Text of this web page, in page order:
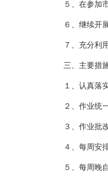
５、在参加
６、继续开
７、充分利
三、主要措
１、认真落
２、作业统
３、作业批
４、每周安
５、每周晚